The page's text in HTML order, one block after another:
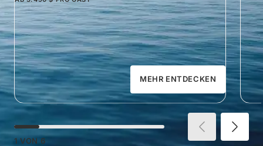
MEHR ENTDECKEN
1 VON 6